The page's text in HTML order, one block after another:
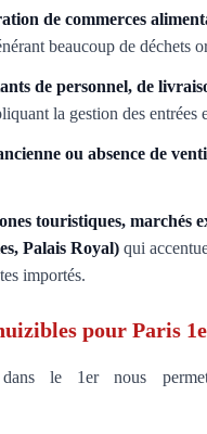
de commerces
beaucoup de déchets
de personnel, de
la gestion des entrées
ou absence de
touristiques, marchés
Palais Royal) qui
importés.
pour Paris
le 1er nous